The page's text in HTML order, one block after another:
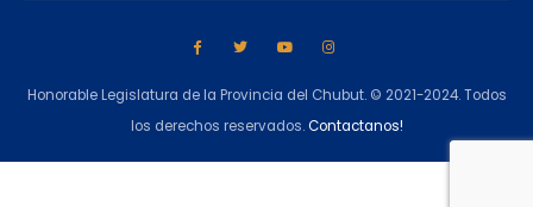
Honorable Legislatura de la Provincia del Chubut. © 2021-2024. Todos
los derechos reservados.Contactanos!